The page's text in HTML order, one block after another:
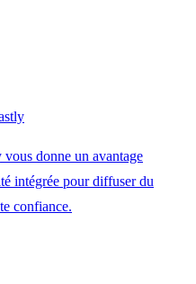
donne un avantage
intégrée pour diffuser du
confiance.